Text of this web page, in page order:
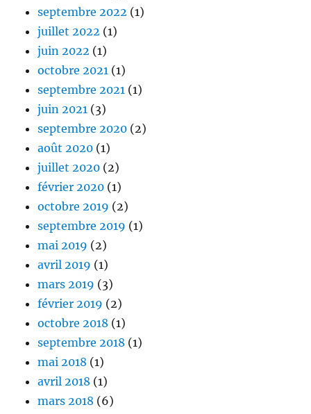
septembre 2022 (1)
juillet 2022 (1)
juin 2022 (1)
octobre 2021 (1)
septembre 2021 (1)
juin 2021 (3)
septembre 2020 (2)
août 2020 (1)
juillet 2020 (2)
février 2020 (1)
octobre 2019 (2)
septembre 2019 (1)
mai 2019 (2)
avril 2019 (1)
mars 2019 (3)
février 2019 (2)
octobre 2018 (1)
septembre 2018 (1)
mai 2018 (1)
avril 2018 (1)
mars 2018 (6)